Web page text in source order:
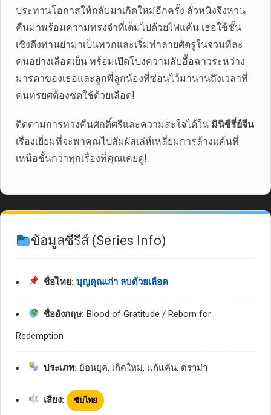
ประทานโอกาสให้กลับมาเกิดใหม่อีกครั้ง ลั่วหนิงจึงหวน
คืนมาพร้อมความทรงจำที่เต็มไปด้วยไฟแค้น เธอใช้ชั้น
เชิงดึงท่านย่ามาเป็นพวกและเริ่มทำลายศัตรูในจวนทีละ
คนอย่างเลือดเย็น พร้อมเปิดโปงความลับอื้อฉาวระหว่าง
มารดาของเธอและลูกพี่ลูกน้องที่ซ่อนไว้มานานถึงเวลาที่
คนทรยศต้องชดใช้ด้วยเลือด!
ติดตามการทวงคืนศักดิ์ศรีและความสะใจได้ใน มินิซีรี่ย์จีน
เรื่องเยี่ยมที่จะพาคุณไปสัมผัสเล่ห์เหลี่ยมการล้างแค้นที่
เหนือชั้นกว่าทุกเรื่องที่คุณเคยดู!
ข้อมูลซีรีส์ (Series Info)
ชื่อไทย: บุญคุณเก่า ลบด้วยเลือด
ชื่ออังกฤษ: Blood of Gratitude / Reborn for
Redemption
ประเภท: ย้อนยุค, เกิดใหม่, แก้แค้น, ดราม่า
เสียง: ซับไทย